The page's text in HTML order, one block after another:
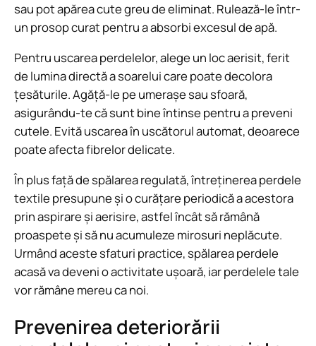
sau pot apărea cute greu de eliminat. Rulează-le într-
un prosop curat pentru a absorbi excesul de apă.
Pentru uscarea perdelelor, alege un loc aerisit, ferit
de lumina directă a soarelui care poate decolora
țesăturile. Agăță-le pe umerașe sau sfoară,
asigurându-te că sunt bine întinse pentru a preveni
cutele. Evită uscarea în uscătorul automat, deoarece
poate afecta fibrelor delicate.
În plus față de spălarea regulată, întreținerea perdele
textile presupune și o curățare periodică a acestora
prin aspirare și aerisire, astfel încât să rămână
proaspete și să nu acumuleze mirosuri neplăcute.
Urmând aceste sfaturi practice, spălarea perdele
acasă va deveni o activitate ușoară, iar perdelele tale
vor rămâne mereu ca noi.
Prevenirea deteriorării